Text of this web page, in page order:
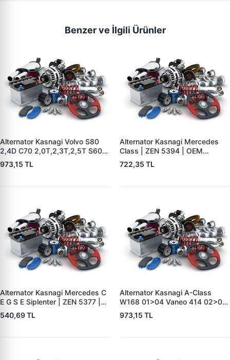
Benzer ve İlgili Ürünler
Alternator Kasnagi Volvo S80
2,4D C70 2,0T,2,3T,2,5T S60
2,0T,2,3T,2,3TS,2,4,2,4T,2,4D
S70 2,0,2,3,2, | ZEN 5426 |
BOSCH F 00M 991
973,15 TL
Alternator Kasnagi Mercedes
Class | ZEN 5394 | OEM
01221AA7V0
722,35 TL
Alternator Kasnagi Mercedes C
E G S E Siplenter | ZEN 5377 |
OEM F00M991042
540,69 TL
Alternator Kasnagi A-Class
W168 01>04 Vaneo 414 02>05
| ZEN 5411 | OEM A1661550215
973,15 TL